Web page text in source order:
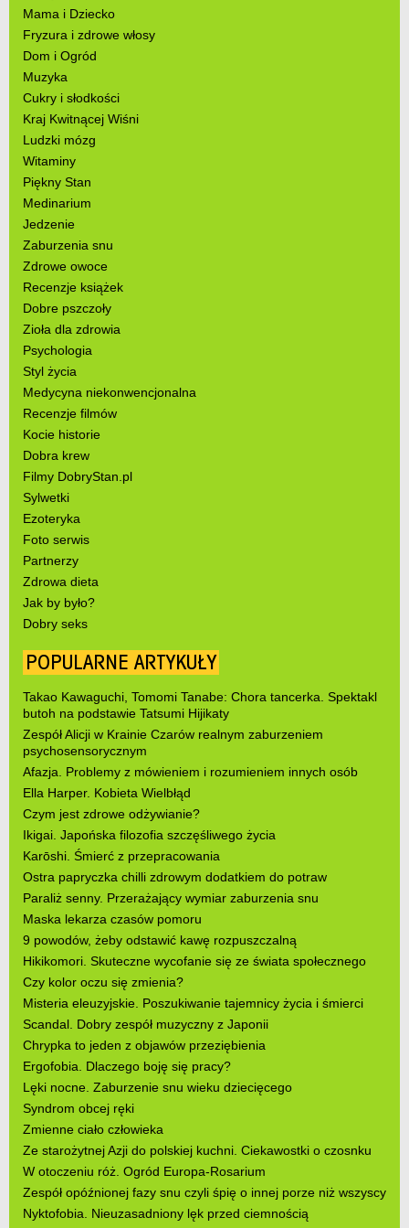
Mama i Dziecko
Fryzura i zdrowe włosy
Dom i Ogród
Muzyka
Cukry i słodkości
Kraj Kwitnącej Wiśni
Ludzki mózg
Witaminy
Piękny Stan
Medinarium
Jedzenie
Zaburzenia snu
Zdrowe owoce
Recenzje książek
Dobre pszczoły
Zioła dla zdrowia
Psychologia
Styl życia
Medycyna niekonwencjonalna
Recenzje filmów
Kocie historie
Dobra krew
Filmy DobryStan.pl
Sylwetki
Ezoteryka
Foto serwis
Partnerzy
Zdrowa dieta
Jak by było?
Dobry seks
POPULARNE ARTYKUŁY
Takao Kawaguchi, Tomomi Tanabe: Chora tancerka. Spektakl
butoh na podstawie Tatsumi Hijikaty
Zespół Alicji w Krainie Czarów realnym zaburzeniem
psychosensorycznym
Afazja. Problemy z mówieniem i rozumieniem innych osób
Ella Harper. Kobieta Wielbłąd
Czym jest zdrowe odżywianie?
Ikigai. Japońska filozofia szczęśliwego życia
Karōshi. Śmierć z przepracowania
Ostra papryczka chilli zdrowym dodatkiem do potraw
Paraliż senny. Przerażający wymiar zaburzenia snu
Maska lekarza czasów pomoru
9 powodów, żeby odstawić kawę rozpuszczalną
Hikikomori. Skuteczne wycofanie się ze świata społecznego
Czy kolor oczu się zmienia?
Misteria eleuzyjskie. Poszukiwanie tajemnicy życia i śmierci
Scandal. Dobry zespół muzyczny z Japonii
Chrypka to jeden z objawów przeziębienia
Ergofobia. Dlaczego boję się pracy?
Lęki nocne. Zaburzenie snu wieku dziecięcego
Syndrom obcej ręki
Zmienne ciało człowieka
Ze starożytnej Azji do polskiej kuchni. Ciekawostki o czosnku
W otoczeniu róż. Ogród Europa-Rosarium
Zespół opóźnionej fazy snu czyli śpię o innej porze niż wszyscy
Nyktofobia. Nieuzasadniony lęk przed ciemnością